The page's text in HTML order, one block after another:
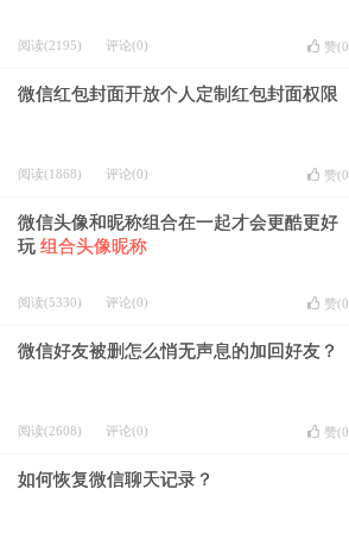
阅读(2195) 评论(0) 赞(0
微信红包封面开放个人定制红包封面权限
阅读(1868) 评论(0) 赞(0
微信头像和昵称组合在一起才会更酷更好
玩 组合头像昵称
阅读(5330) 评论(0) 赞(0
微信好友被删怎么悄无声息的加回好友？
阅读(2608) 评论(0) 赞(0
如何恢复微信聊天记录？